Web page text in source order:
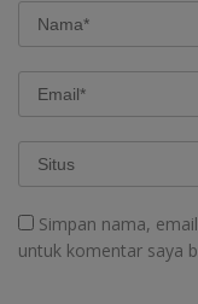
Simpan nama,
untuk komentar saya